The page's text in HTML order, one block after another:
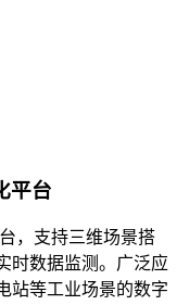
平台
，支持三维场景搭
时数据监测。广泛应
站等工业场景的数字